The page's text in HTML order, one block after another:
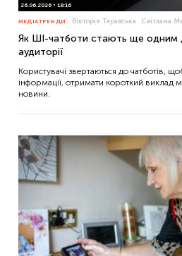
26.06.2026 18:16
МЕДІАТРЕНДИ Вікторія Теравська Світлана
Як ШІ-чатботи стають ще одним
аудиторії
Користувачі звертаються до чатботів,
інформації, отримати короткий виклад
новини.